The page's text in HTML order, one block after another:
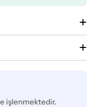
işlenmektedir.